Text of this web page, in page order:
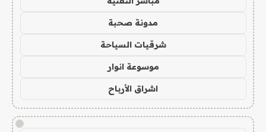
مدونة صحبة
شرقيات السياحة
موسوعة انوار
اشراق الأرباح
!